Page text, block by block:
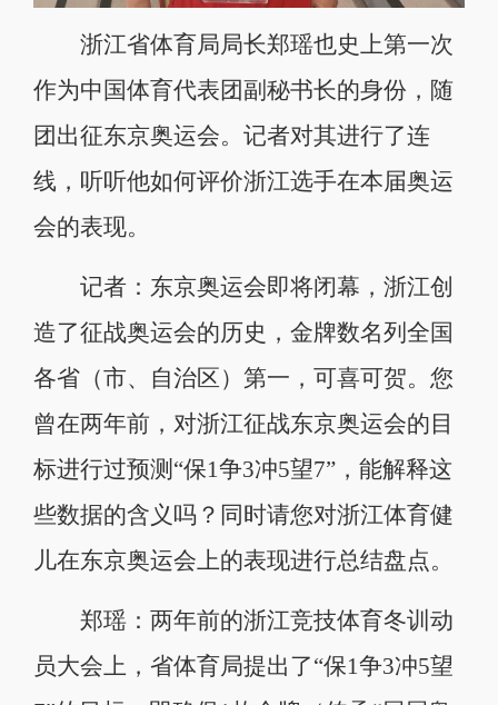
浙江省体育局局长郑瑶也史上第一次
作为中国体育代表团副秘书长的身份，随
团出征东京奥运会。记者对其进行了连
线，听听他如何评价浙江选手在本届奥运
会的表现。
记者：东京奥运会即将闭幕，浙江创
造了征战奥运会的历史，金牌数名列全国
各省（市、自治区）第一，可喜可贺。您
曾在两年前，对浙江征战东京奥运会的目
标进行过预测“保1争3冲5望7”，能解释这
些数据的含义吗？同时请您对浙江体育健
儿在东京奥运会上的表现进行总结盘点。
郑瑶：两年前的浙江竞技体育冬训动
员大会上，省体育局提出了“保1争3冲5望